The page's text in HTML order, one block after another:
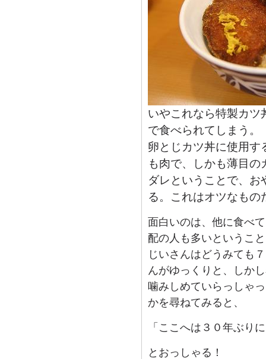
いやこれなら特製カツ
で食べられてしまう。
卵とじカツ丼に使用す
も肉で、しかも薄目
ダレということで、
る。これはオツなもの
面白いのは、他に食べ
配の人も多いというこ
じいさんはどうみても
んがゆっくりと、しか
噛みしめていらっしゃ
かを尋ねてみると、
「ここへは３０年ぶり
とおっしゃる！